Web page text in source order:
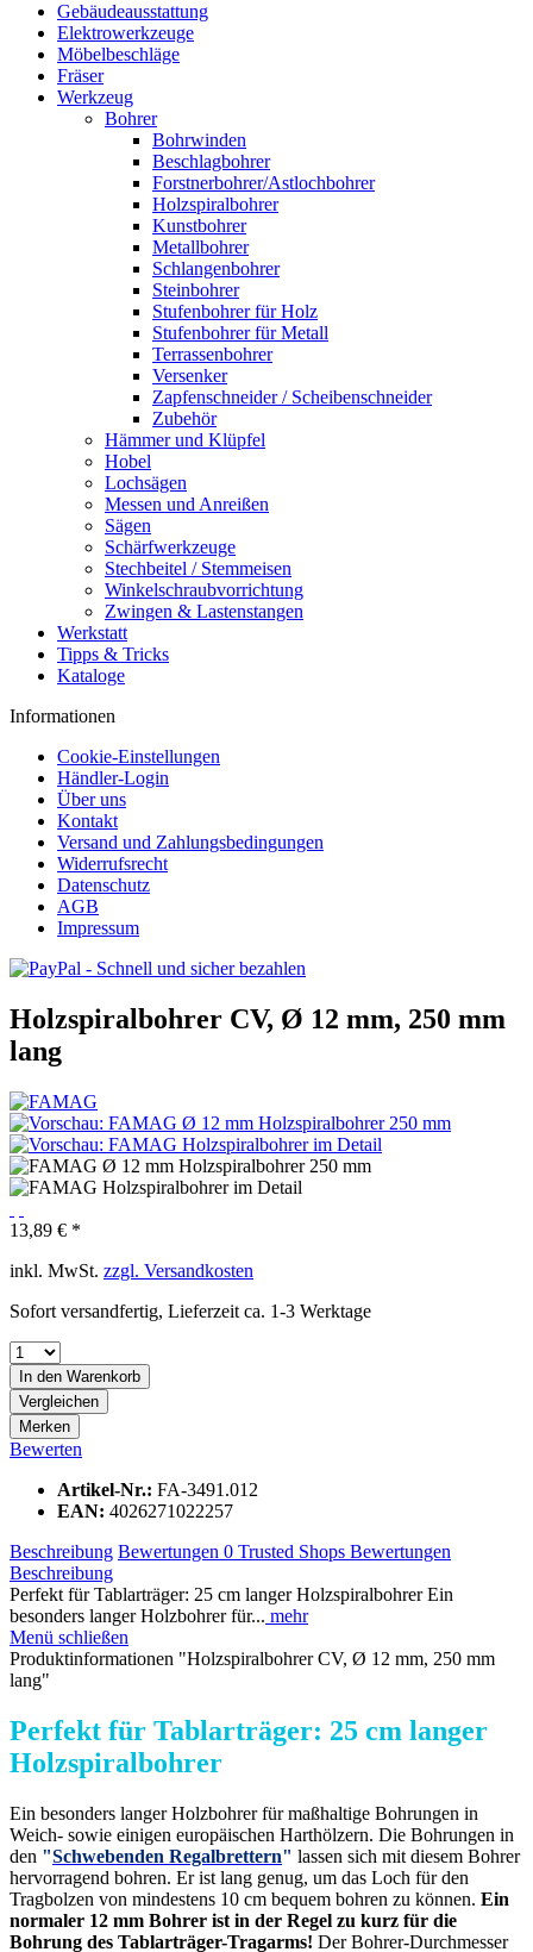
Gebäudeausstattung
Elektrowerkzeuge
Möbelbeschläge
Fräser
Werkzeug
Bohrer
Bohrwinden
Beschlagbohrer
Forstnerbohrer/Astlochbohrer
Holzspiralbohrer
Kunstbohrer
Metallbohrer
Schlangenbohrer
Steinbohrer
Stufenbohrer für Holz
Stufenbohrer für Metall
Terrassenbohrer
Versenker
Zapfenschneider / Scheibenschneider
Zubehör
Hämmer und Klüpfel
Hobel
Lochsägen
Messen und Anreißen
Sägen
Schärfwerkzeuge
Stechbeitel / Stemmeisen
Winkelschraubvorrichtung
Zwingen & Lastenstangen
Werkstatt
Tipps & Tricks
Kataloge
Informationen
Cookie-Einstellungen
Händler-Login
Über uns
Kontakt
Versand und Zahlungsbedingungen
Widerrufsrecht
Datenschutz
AGB
Impressum
Holzspiralbohrer CV, Ø 12 mm, 250 mm
lang
13,89 € *
inkl. MwSt. zzgl. Versandkosten
Sofort versandfertig, Lieferzeit ca. 1-3 Werktage
In den Warenkorb
Vergleichen
Merken
Bewerten
Artikel-Nr.: FA-3491.012
EAN: 4026271022257
Beschreibung Bewertungen 0 Trusted Shops Bewertungen
Beschreibung
Perfekt für Tablarträger: 25 cm langer Holzspiralbohrer Ein
besonders langer Holzbohrer für... mehr
Menü schließen
Produktinformationen "Holzspiralbohrer CV, Ø 12 mm, 250 mm
lang"
Perfekt für Tablarträger: 25 cm langer
Holzspiralbohrer
Ein besonders langer Holzbohrer für maßhaltige Bohrungen in
Weich- sowie einigen europäischen Harthölzern. Die Bohrungen in
den "Schwebenden Regalbrettern" lassen sich mit diesem Bohrer
hervorragend bohren. Er ist lang genug, um das Loch für den
Tragbolzen von mindestens 10 cm bequem bohren zu können. Ein
normaler 12 mm Bohrer ist in der Regel zu kurz für die
Bohrung des Tablarträger-Tragarms! Der Bohrer-Durchmesser